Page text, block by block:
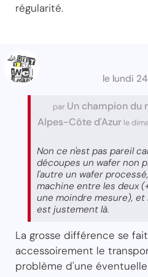
régularité.
le lundi
par Un champion du
Alpes-Côte d'Azur le
Non ce n'est pas pareil
découpes un wafer non
l'autre un wafer
machine entre les deux
une moindre mesure),
est justement là.
La grosse différence se
accessoirement le
problème d'une